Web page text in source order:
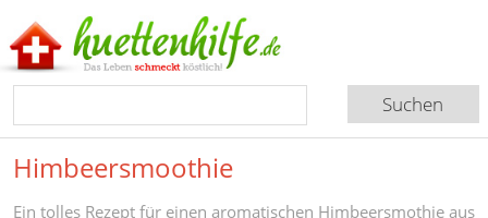
Himbeersmoothie
Ein tolles Rezept für einen aromatischen Himbeersmothie aus